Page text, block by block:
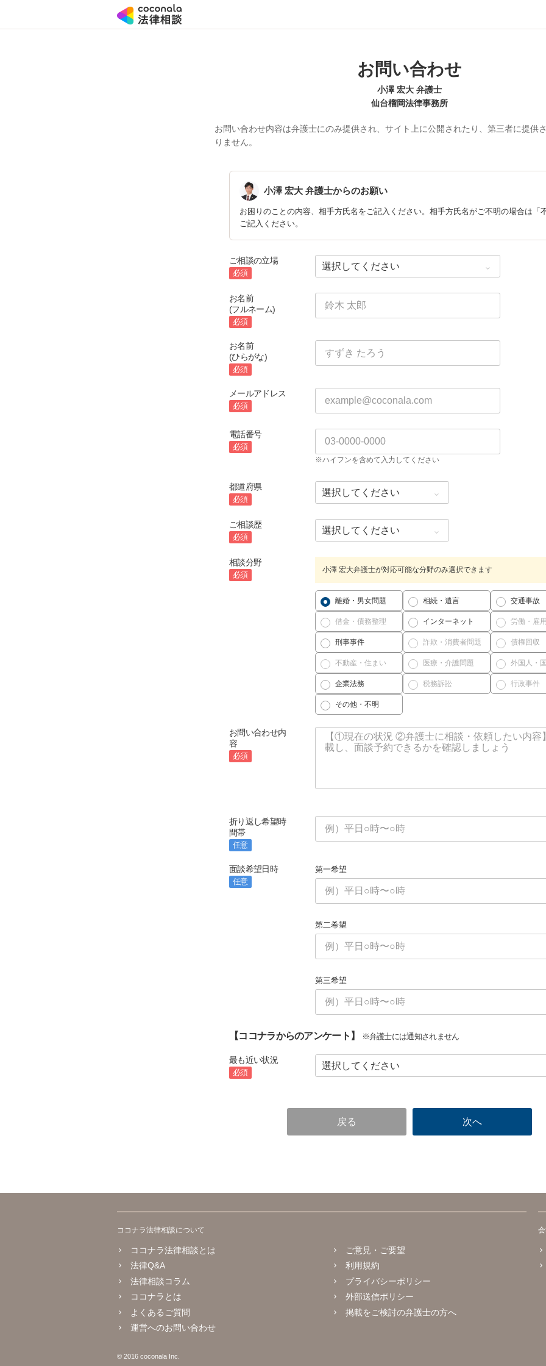
お問い合わせ
小澤 宏大 弁護士
仙台榴岡法律事務所
お問い合わせ内容は弁護士にのみ提供され、サイト上に公開されたり、第三者に提供
りません。
小澤 宏大 弁護士からのお願い
お困りのことの内容、相手方氏名をご記入ください。相手方氏名がご不明の場合は「
ご記入ください。
ご相談の立場
必須
お名前
(フルネーム)
必須
お名前
(ひらがな)
必須
メールアドレス
必須
電話番号
必須
※ハイフンを含めて入力してください
都道府県
必須
ご相談歴
必須
相談分野
必須
小澤 宏大弁護士が対応可能な分野のみ選択できます
離婚・男女問題 相続・遺言 交通事故
借金・債務整理 インターネット 労働・雇用
刑事事件 詐欺・消費者問題 債権回収
不動産・住まい 医療・介護問題 外国人・
企業法務 税務訴訟 行政事件
その他・不明
お問い合わせ内
容
必須
折り返し希望時
間帯
任意
面談希望日時
任意
第一希望
第二希望
第三希望
【ココナラからのアンケート】 ※弁護士には通知されません
最も近い状況
必須
ココナラ法律相談について
ココナラ法律相談とは
法律Q&A
法律相談コラム
ココナラとは
よくあるご質問
運営へのお問い合わせ
ご意見・ご要望
利用規約
プライバシーポリシー
外部送信ポリシー
掲載をご検討の弁護士の方へ
© 2016 coconala Inc.